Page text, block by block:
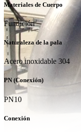
Materiales de Cuerpo
Fundición
Naturaleza de la pala
Acero inoxidable 304
PN (Conexión)
PN10
Conexión